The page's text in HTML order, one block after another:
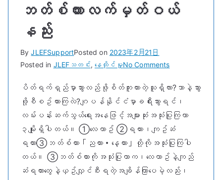
ဘတ်စ်ကားလက်မှတ်ဝယ်
နည်း
ByJLEFSupportPosted on 2023年2月21日
Posted in JLEFသတင်း,နေထိုင်မှုNo Commentson
လက်မှတ်
ဝယ်
နည်း
ပိတ်ရက်ရှည်မှာသွားလည်ဖို့စိတ်ကူးထားတဲ့သူရှိလား?ဘာနဲ့သွား
ဖို့စီစဥ်ထားကြလဲ?ဂျပန်နိုင်ငံမှာခရီးသွားရင်၊
လမ်းပန်းဆက်သွယ်ရေးအနေဖြင့်အများဆုံးအသုံးပြုကြတာ
၃မျိုးရှိပါတယ်။ ①လေယာဥ် ②ရထား၊ကျဥ်ဆံ
ရထား③ဘတ်စ်ကား「ညကား・နေ့ကား」တို့ကိုအသုံးပြုကြပါ
တယ်။ ③ဘတ်စ်ကားကိုအသုံးပြုတာက၊လေယာဥ်နဲ့ကျည်
ဆံရထားတွေနဲ့ယှဥ်လျှင်စီးရတဲ့အချိန်ကြာပေမဲ့လည်း၊